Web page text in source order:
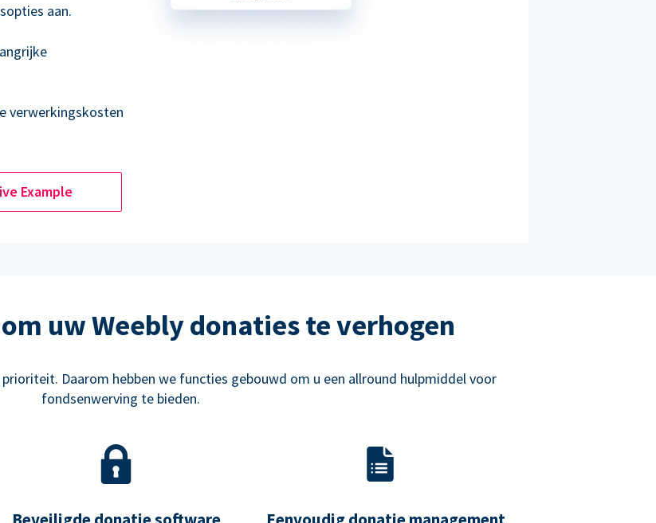
aan.
verwerkingskosten
Example
uw Weebly donaties te verhogen
Daarom hebben we functies gebouwd om u een allround hulpmiddel voor
fondsenwerving te bieden.